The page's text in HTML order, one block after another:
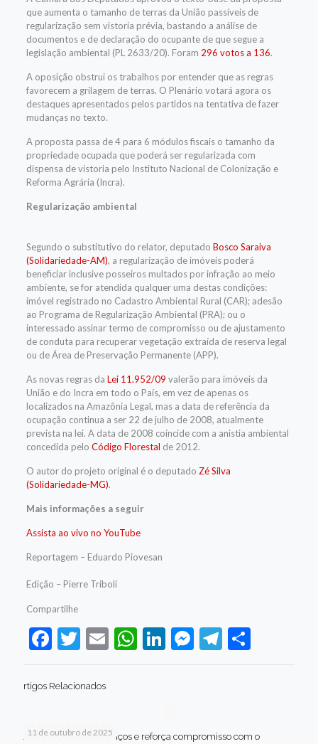
que aumenta o tamanho de terras da União passíveis de
regularização sem vistoria prévia, bastando a análise de
documentos e de declaração do ocupante de que segue a
legislação ambiental (PL 2633/20). Foram 296 votos a 136.
A oposição obstruios trabalhos por entender que as regras
favorecem a grilagem de terras. O Plenário votará agora os
destaquesapresentados pelos partidos na tentativa de fazer
mudanças no texto.
A proposta passa de 4 para 6 módulos fiscaiso tamanho da
propriedade ocupada que poderá ser regularizada com
dispensa de vistoria pelo Instituto Nacional de Colonização e
Reforma Agrária (Incra).
Regularização ambiental
Segundo o substitutivo do relator, deputado Bosco Saraiva
(Solidariedade-AM), a regularização de imóveis poderá
beneficiar inclusive posseiros multados por infração ao meio
ambiente, se for atendida qualquer uma destas condições:
imóvel registrado no Cadastro Ambiental Rural (CAR); adesão
ao Programa de Regularização Ambiental (PRA); ou o
interessado assinar termo de compromisso ou de ajustamento
de conduta para recuperar vegetação extraída de reserva legal
ou de Área de Preservação Permanente (APP).
As novas regras da Lei 11.952/09 valerão para imóveis da
União e do Incra em todo o País, em vez de apenas os
localizados na Amazônia Legal, mas a data de referência da
ocupação continua a ser 22 de julho de 2008, atualmente
prevista na lei. A data de 2008 coincide com a anistia ambiental
concedida pelo Código Florestal de 2012.
O autor do projeto original é o deputado Zé Silva
(Solidariedade-MG).
Mais informações a seguir
Assista ao vivo no YouTube
Reportagem – Eduardo Piovesan
Edição – Pierre Triboli
Compartilhe
Facebook
Twitter
EmailWhatsApp
LinkedIn
Messenger
Telegram
Share
rtigos Relacionados
11 de outubro de 2025
Jaboatão celebra avanços e reforça compromisso com o